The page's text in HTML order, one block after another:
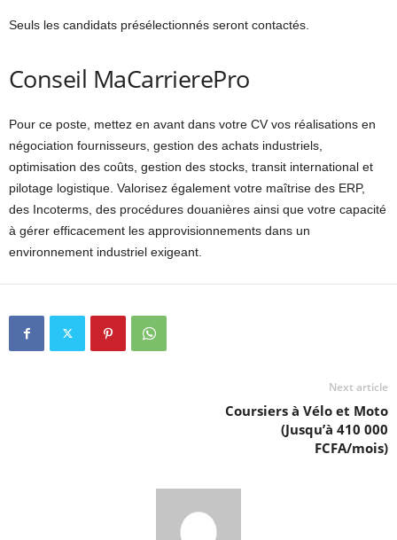
Seuls les candidats présélectionnés seront contactés.
Conseil MaCarrierePro
Pour ce poste, mettez en avant dans votre CV vos réalisations en
négociation fournisseurs, gestion des achats industriels,
optimisation des coûts, gestion des stocks, transit international et
pilotage logistique. Valorisez également votre maîtrise des ERP,
des Incoterms, des procédures douanières ainsi que votre capacité
à gérer efficacement les approvisionnements dans un
environnement industriel exigeant.
Next article
Coursiers à Vélo et Moto
(Jusqu’à 410 000
FCFA/mois)